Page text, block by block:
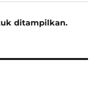
ditampilkan.